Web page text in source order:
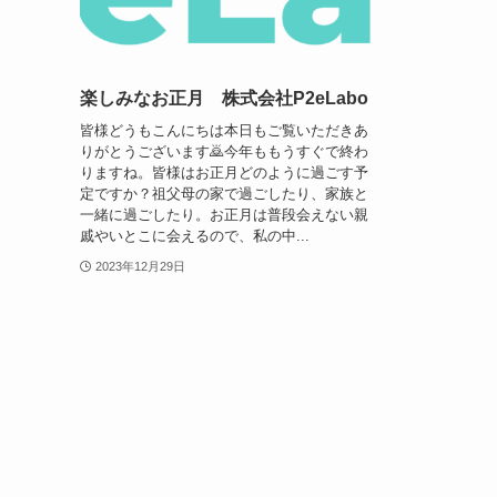
楽しみなお正月 株式会社P2eLabo
皆様どうもこんにちは本日もご覧いただきあ
りがとうございます🙇今年ももうすぐで終わ
りますね。皆様はお正月どのように過ごす予
定ですか？祖父母の家で過ごしたり、家族と
一緒に過ごしたり。お正月は普段会えない親
戚やいとこに会えるので、私の中...
2023年12月29日